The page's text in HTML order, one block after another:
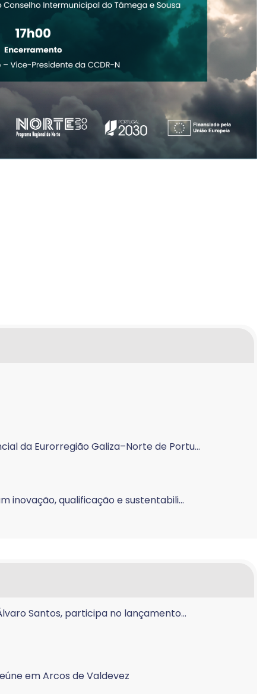
da Eurorregião Galiza–Norte de Portu...
inovação, qualificação e sustentabili...
Santos, participa no lançamento...
em Arcos de Valdevez